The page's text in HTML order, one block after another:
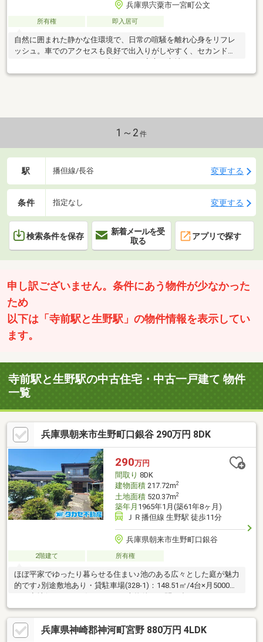
兵庫県宍粟市一宮町公文
所有権 即入居可
自然に囲まれた静かな住環境で、日常の喧騒を離れ心身をリフレ
ッシュ。車でのアクセスも良好で出入りがしやすく、セカンドハ
1～2 件
駅 播但線/長谷 変更する
条件 指定なし 変更する
検索条件を保存
新着メールを受
取る
アプリで探す
申し訳ございません。条件にあう物件が少なかった
ため
以下は「寺前駅と生野駅」の物件情報を表示してい
ます。
寺前駅と生野駅の中古住宅・中古一戸建て 物件
一覧
兵庫県朝来市生野町口銀谷 290万円 8DK
290万円
間取り 8DK
建物面積217.72m2
土地面積520.37m2
築年月 1965年1月(築61年8ヶ月)
ＪＲ播但線 生野駅 徒歩11分
兵庫県朝来市生野町口銀谷
2階建て 所有権
ほぼ平家でゆったり暮らせる住まい♪池のある広々とした庭が魅力
的です♪別途敷地あり・貸駐車場(328-1)：148.51㎡/4台×月5000
不動産 加西店まで！0790-35-8028お気軽にお問合せ下さい♪
兵庫県神崎郡神河町宮野 880万円 4LDK